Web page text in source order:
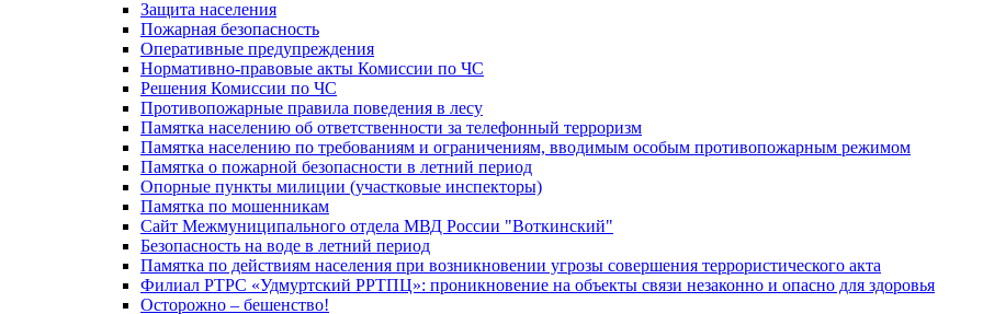
Защита населения
Пожарная безопасность
Оперативные предупреждения
Нормативно-правовые акты Комиссии по ЧС
Решения Комиссии по ЧС
Противопожарные правила поведения в лесу
Памятка населению об ответственности за телефонный терроризм
Памятка населению по требованиям и ограничениям, вводимым особым противопожарным режимом
Памятка о пожарной безопасности в летний период
Опорные пункты милиции (участковые инспекторы)
Памятка по мошенникам
Сайт Межмуниципального отдела МВД России "Воткинский"
Безопасность на воде в летний период
Памятка по действиям населения при возникновении угрозы совершения террористического акта
Филиал РТРС «Удмуртский РРТПЦ»: проникновение на объекты связи незаконно и опасно для здоровья
Осторожно – бешенство!